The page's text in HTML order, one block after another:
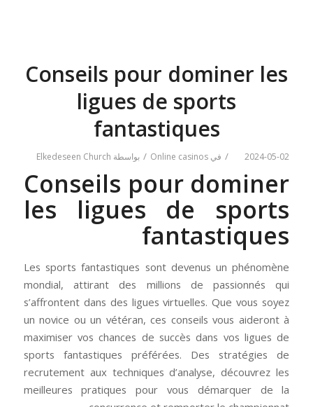
Conseils pour dominer les
ligues de sports
fantastiques
2024-05-02
/ في Online casinos
/ بواسطة Elkedeseen Church
Conseils pour dominer
les ligues de sports
fantastiques
Les sports fantastiques sont devenus un phénomène
mondial, attirant des millions de passionnés qui
s’affrontent dans des ligues virtuelles. Que vous soyez
un novice ou un vétéran, ces conseils vous aideront à
maximiser vos chances de succès dans vos ligues de
sports fantastiques préférées. Des stratégies de
recrutement aux techniques d’analyse, découvrez les
meilleures pratiques pour vous démarquer de la